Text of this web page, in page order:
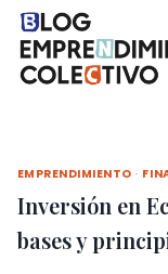
Saltar
contenido
EMPRENDIMIENTO ·
Inversión en
bases y